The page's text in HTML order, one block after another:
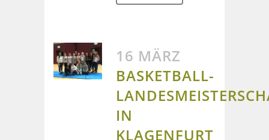
16 MÄRZ
BASKETBALL-
IN
KLAGENFURT